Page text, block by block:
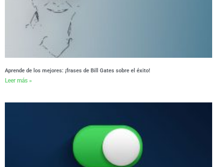
Aprende de los mejores: ¡frases de Bill Gates sobre el éxito!
Leer más »